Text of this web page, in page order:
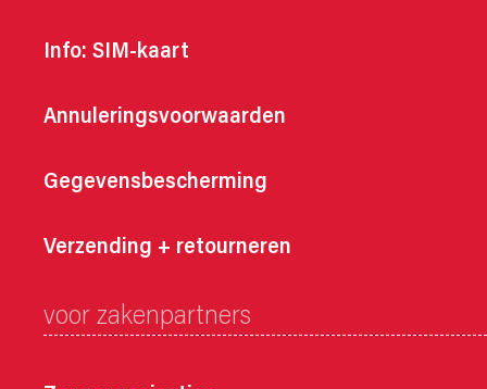
Info: SIM-kaart
Annuleringsvoorwaarden
Gegevensbescherming
Verzending + retourneren
voor zakenpartners